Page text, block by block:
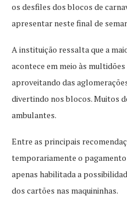
os desfiles dos blocos de
apresentar neste final de
A instituição ressalta que a
acontece em meio às
aproveitando das
divertindo nos blocos. Muitos
ambulantes.
Entre as principais
temporariamente o
apenas habilitada a
dos cartões nas maquininhas.